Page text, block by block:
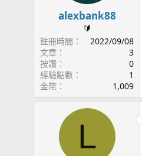
alexbank88
🔰
註冊時間
2022/09/08
文章
3
按讚
0
經驗點數
1
金幣
1,009
L